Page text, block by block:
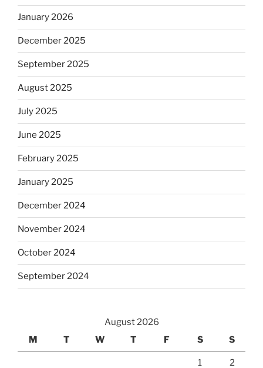
January 2026
December 2025
September 2025
August 2025
July 2025
June 2025
February 2025
January 2025
December 2024
November 2024
October 2024
September 2024
August 2026
M
T W T F S S
1 2